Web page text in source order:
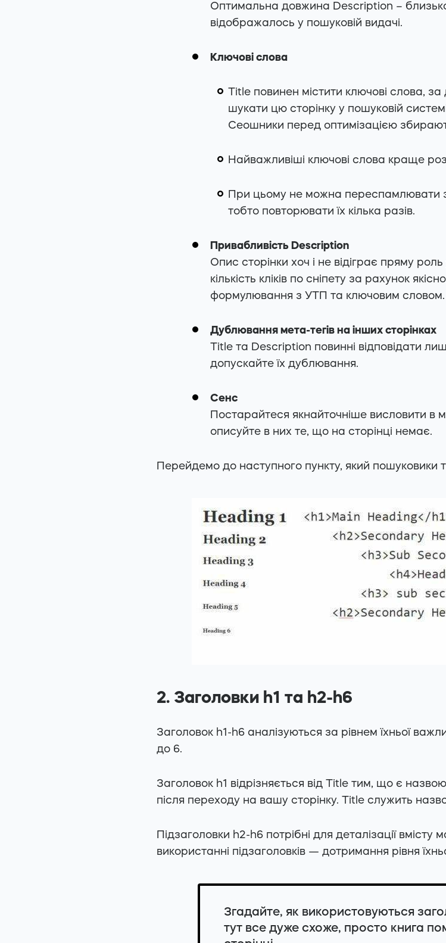
Оптимальна довжина Description –
відображалось у пошуковій видачі.
Ключові слова
Title повинен містити ключові слова,
шукати цю сторінку у пошуковій
Сеошники перед оптимізацією
Найважливіші ключові слова краще
При цьому не можна переспамлювати
тобто повторювати їх кілька разів.
Привабливість Description
Опис сторінки хоч і не відіграє пряму
кількість кліків по сніпету за рахунок
формулювання з УТП та ключовим словом.
Дублювання мета-тегів на інших сторінках
Title та Description повинні відповідати
допускайте їх дублювання.
Сенс
Постарайтеся якнайточніше висловити в
описуйте в них те, що на сторінці немає.
Перейдемо до наступного пункту, який пошуковики
2. Заголовки h1 та h2-h6
Заголовок h1-h6 аналізуються за рівнем їхньої
до 6.
Заголовок h1 відрізняється від Title тим, що є
після переходу на вашу сторінку. Title служить
Підзаголовки h2-h6 потрібні для деталізації
використанні підзаголовків — дотримання рівня
Згадайте, як використовуються
тут все дуже схоже, просто книга